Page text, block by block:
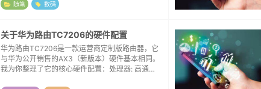
随笔 数码
关于华为路由TC7206的硬件配置
华为路由TC7206是一款运营商定制版路由器，它
与华为公开销售的AX3（新版本）硬件基本相同。
我为你整理了它的核心硬件配置：处理器: 高通平